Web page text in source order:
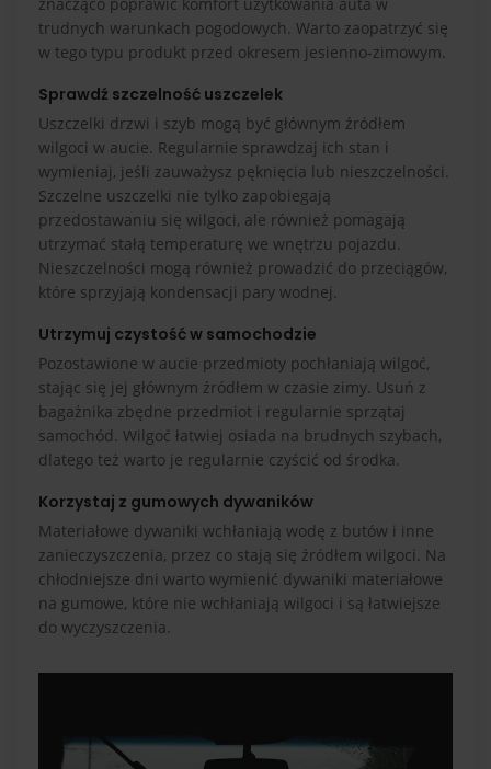
trudnych warunkach pogodowych. Warto zaopatrzyć się
w tego typu produkt przed okresem jesienno-zimowym.
Sprawdź szczelność uszczelek
Uszczelki drzwi i szyb mogą być głównym źródłem
wilgoci w aucie. Regularnie sprawdzaj ich stan i
wymieniaj, jeśli zauważysz pęknięcia lub nieszczelności.
Szczelne uszczelki nie tylko zapobiegają
przedostawaniu się wilgoci, ale również pomagają
utrzymać stałą temperaturę we wnętrzu pojazdu.
Nieszczelności mogą również prowadzić do przeciągów,
które sprzyjają kondensacji pary wodnej.
Utrzymuj czystość w samochodzie
Pozostawione w aucie przedmioty pochłaniają wilgoć,
stając się jej głównym źródłem w czasie zimy. Usuń z
bagażnika zbędne przedmiot i regularnie sprzątaj
samochód. Wilgoć łatwiej osiada na brudnych szybach,
dlatego też warto je regularnie czyścić od środka.
Korzystaj z gumowych dywaników
Materiałowe dywaniki wchłaniają wodę z butów i inne
zanieczyszczenia, przez co stają się źródłem wilgoci. Na
chłodniejsze dni warto wymienić dywaniki materiałowe
na gumowe, które nie wchłaniają wilgoci i są łatwiejsze
do wyczyszczenia.